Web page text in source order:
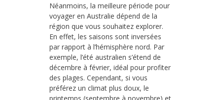
Néanmoins, la meilleure période pour
voyager en Australie dépend de la
région que vous souhaitez explorer.
En effet, les saisons sont inversées
par rapport à l’hémisphère nord. Par
exemple, l’été australien s’étend de
décembre à février, idéal pour profiter
des plages. Cependant, si vous
préférez un climat plus doux, le
printemps (septembre à novembre) et